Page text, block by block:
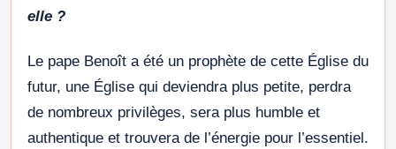
elle ?
Le pape Benoît a été un prophète de cette Église du
futur, une Église qui deviendra plus petite, perdra
de nombreux privilèges, sera plus humble et
authentique et trouvera de l’énergie pour l’essentiel.